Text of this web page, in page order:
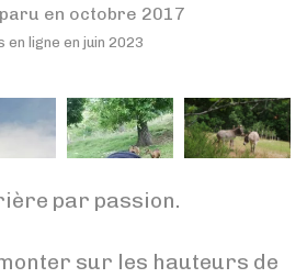
en octobre 2017
en ligne en juin 2023
par passion.
sur les hauteurs de